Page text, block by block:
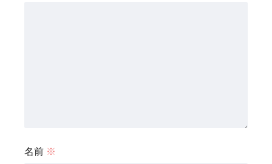
名前 ※